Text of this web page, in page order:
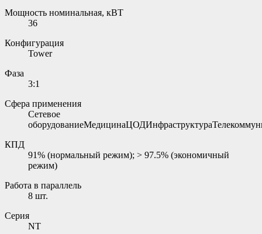
Мощность номинальная, кВТ
36
Конфигурация
Tower
Фаза
3:1
Сфера применения
Сетевое
КПД
91% (нормальный режим); > 97.5% (экономичный
режим)
Работа в параллель
8 шт.
Серия
NT